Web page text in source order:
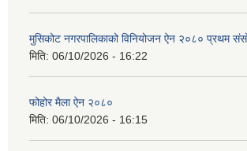
मुसिकोट नगरपालिकाको विनियोजन ऐन २०८० प्रथम
मिति: 06/10/2026 - 16:22
फोहोर मैला ऐन २०८०
मिति: 06/10/2026 - 16:15